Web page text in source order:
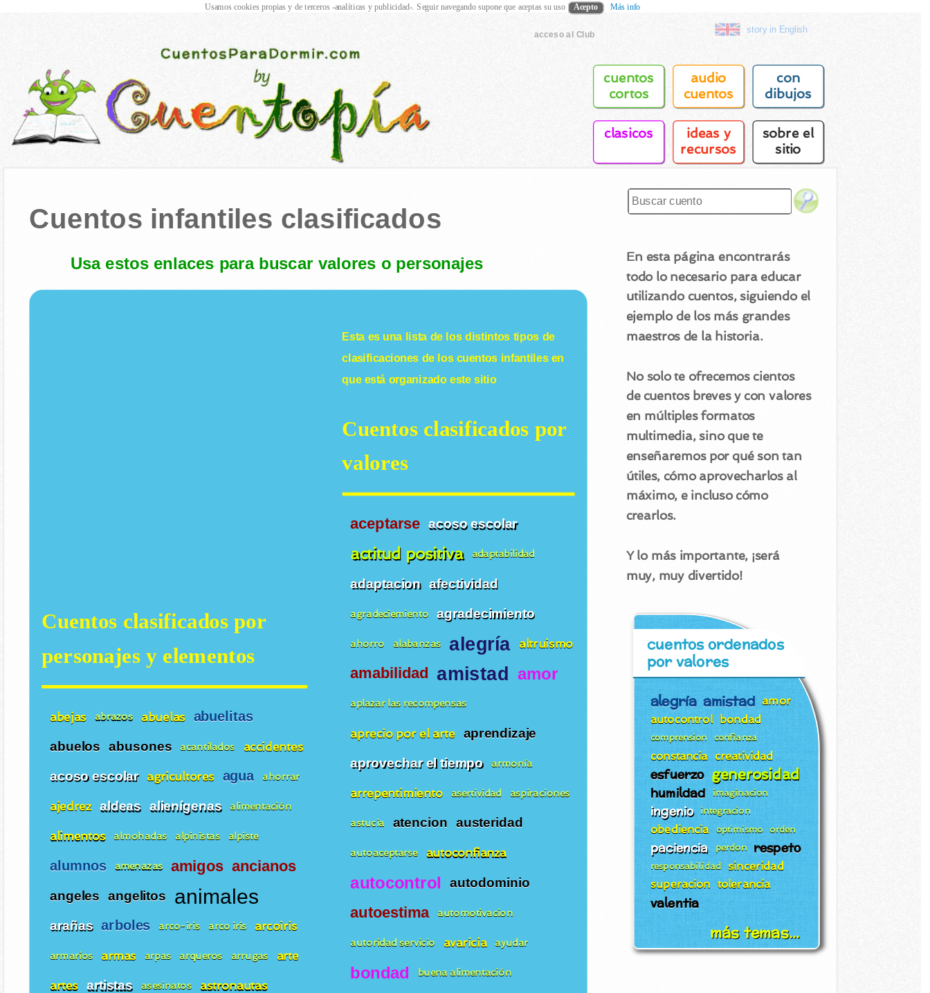
acceso al Club
story in English
cuentos
cortos
audio
cuentos
con
dibujos
clasicos ideas y
recursos
sobre el
sitio
Cuentos infantiles clasificados
Usa estos enlaces para buscar valores o personajes
Esta es una lista de los distintos tipos de
clasificaciones de los cuentos infantilesen
que está organizado este sitio
Cuentos clasificados por
valores
aceptarse acoso escolar
actitud positiva adaptabilidad
adaptacion afectividad
agradeciemiento agradecimiento
ahorro alabanzas alegría altruismo
amabilidad amistad amor
aplazar las recompensas
aprecio por el arte aprendizaje
aprovechar el tiempo armonía
arrepentimiento asertividad aspiraciones
astucia atencion austeridad
autoaceptarse autoconfianza
autocontrol autodominio
autoestima automotivacion
autoridad servicio avaricia ayudar
bondad buena alimentación
Cuentos clasificados por
personajes y elementos
abejas abrazos abuelas abuelitas
abuelos abusones acantilados accidentes
acoso escolar agricultores agua ahorrar
ajedrez aldeas alienígenas alimentación
alimentos almohadas alpinistas alpiste
alumnos amenazas amigos ancianos
angeles angelitos animales
arañas arboles arco-iris arco iris arcoiris
armarios armas arpas arqueros arrugas arte
artes artistas asesinatos astronautas
En esta página encontrarás
todo lo necesario para educar
utilizando cuentos, siguiendo el
ejemplo de los más grandes
maestros de la historia.
No solo te ofrecemos cientos
de cuentos breves y con valores
en múltiples formatos
multimedia, sino que te
enseñaremos por qué son tan
útiles, cómo aprovecharlos al
máximo, e incluso cómo
crearlos.
Y lo más importante, ¡será
muy, muy divertido!
cuentos ordenados
por valores
alegría amistad amor
autocontrol bondad
comprension confianza
constancia creatividad
esfuerzo generosidad
humildad imaginacion
ingenio integracion
obediencia optimismo orden
paciencia perdon respeto
responsabilidad
sinceridad
superacion tolerancia
valentia
más temas...
Usamos cookies propias y de terceros -analíticas y publicidad-. Seguir navegando supone que aceptas su uso Acepto Más info